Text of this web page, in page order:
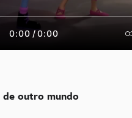
de outro mundo